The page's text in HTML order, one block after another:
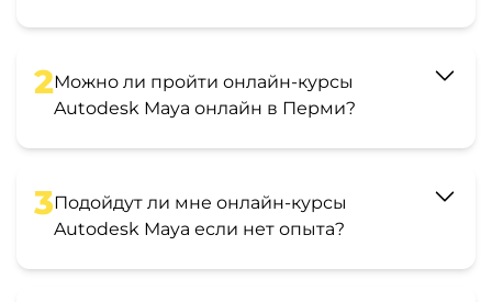
2Можно ли пройти онлайн-курсы
Autodesk Maya онлайн в Перми?
3Подойдут ли мне онлайн-курсы
Autodesk Maya если нет опыта?